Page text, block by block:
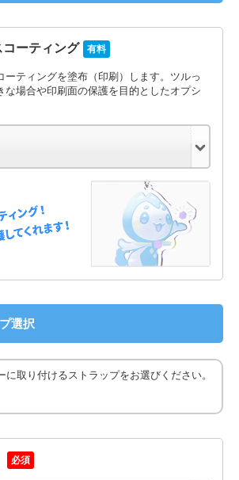
ーティング 有料
ーティングを塗布（印刷）します。ツルっ
な場合や印刷面の保護を目的としたオプシ
選択
に取り付けるストラップをお選びください。
必須